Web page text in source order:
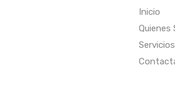
Inicio
Quienes
Servicios